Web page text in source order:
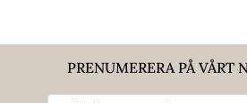
PRENUMERERA PÅ VÅRT